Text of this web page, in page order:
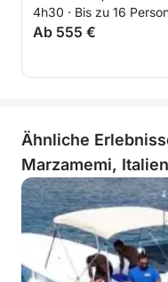
4h30 · Bis zu 16
Ab 555 €
Ähnliche
Marzamemi, Italien